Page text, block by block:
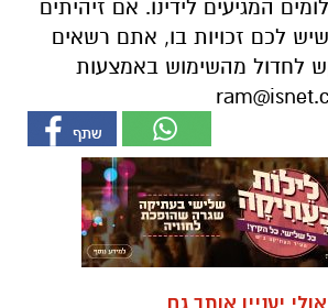
אולי יעניין אותך גם